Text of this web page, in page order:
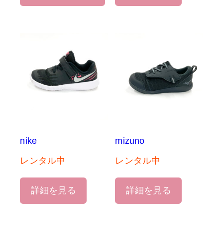
nike
レンタル中
詳細を見る
mizuno
レンタル中
詳細を見る